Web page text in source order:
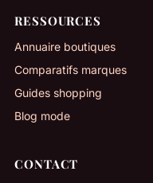
RESSOURCES
Annuaire boutiques
Comparatifs marques
Guides shopping
Blog mode
CONTACT